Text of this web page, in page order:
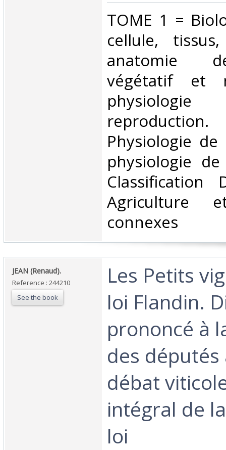
‎TOME 1 =
cellule,
anatomie
végétatif et
Physiologie
physiologie
Classification
Agriculture
connexes‎
‎JEAN (Renaud).‎
Reference : 244210
See the book
‎Les Petits
loi Flandin.
prononcé à
des
débat
intégral de
loi‎